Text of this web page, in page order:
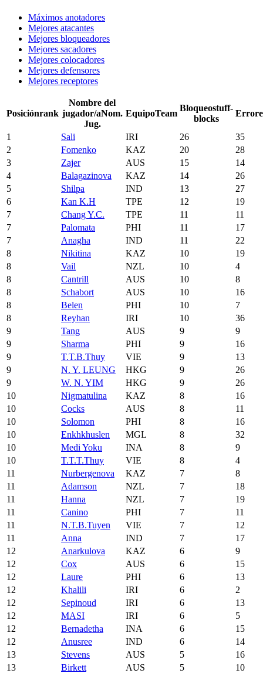
Máximos anotadores
Mejores atacantes
Mejores bloqueadores
Mejores sacadores
Mejores colocadores
Mejores defensores
Mejores receptores
Posiciónrank
Nombre del
jugador/aNom.
Jug.
EquipoTeam
Bloqueostuff-
blocks
1 Sali IRI 26
35
2
Fomenko KAZ 20
28
3
Zajer AUS 15
14
4
Balagazinova KAZ 14
26
5
Shilpa IND 13
27
6
Kan K.H TPE 12
19
7
Chang Y.C. TPE 11
11
7
Palomata PHI 11
17
7
Anagha IND 11
22
8
Nikitina KAZ 10
19
8
Vail NZL 10
4
8
Cantrill AUS 10
8
8
Schabort AUS 10
16
8
Belen PHI 10
7
8
Reyhan IRI 10
36
9
Tang AUS 9
9
9
Sharma PHI 9
16
9
T.T.B.Thuy VIE 9
13
9
N. Y. LEUNG HKG 9
26
9
W. N. YIM HKG 9
26
10
Nigmatulina KAZ 8
16
10
Cocks AUS 8
11
10
Solomon PHI 8
16
10
Enkhkhuslen MGL 8
32
10
Medi Yoku INA 8
9
10
T.T.T.Thuy VIE 8
4
11
Nurbergenova KAZ 7
8
11
Adamson NZL 7
18
11
Hanna NZL 7
19
11
Canino PHI 7
11
11
N.T.B.Tuyen VIE 7
12
11
Anna IND 7
17
12
Anarkulova KAZ 6
9
12
Cox AUS 6
15
12
Laure PHI 6
13
12
Khalili IRI 6
2
12
Sepinoud IRI 6
13
12
MASI IRI 6
5
12
Bernadetha INA 6
15
12
Anusree IND 6
14
13
Stevens AUS 5
16
13
Birkett AUS 5
10